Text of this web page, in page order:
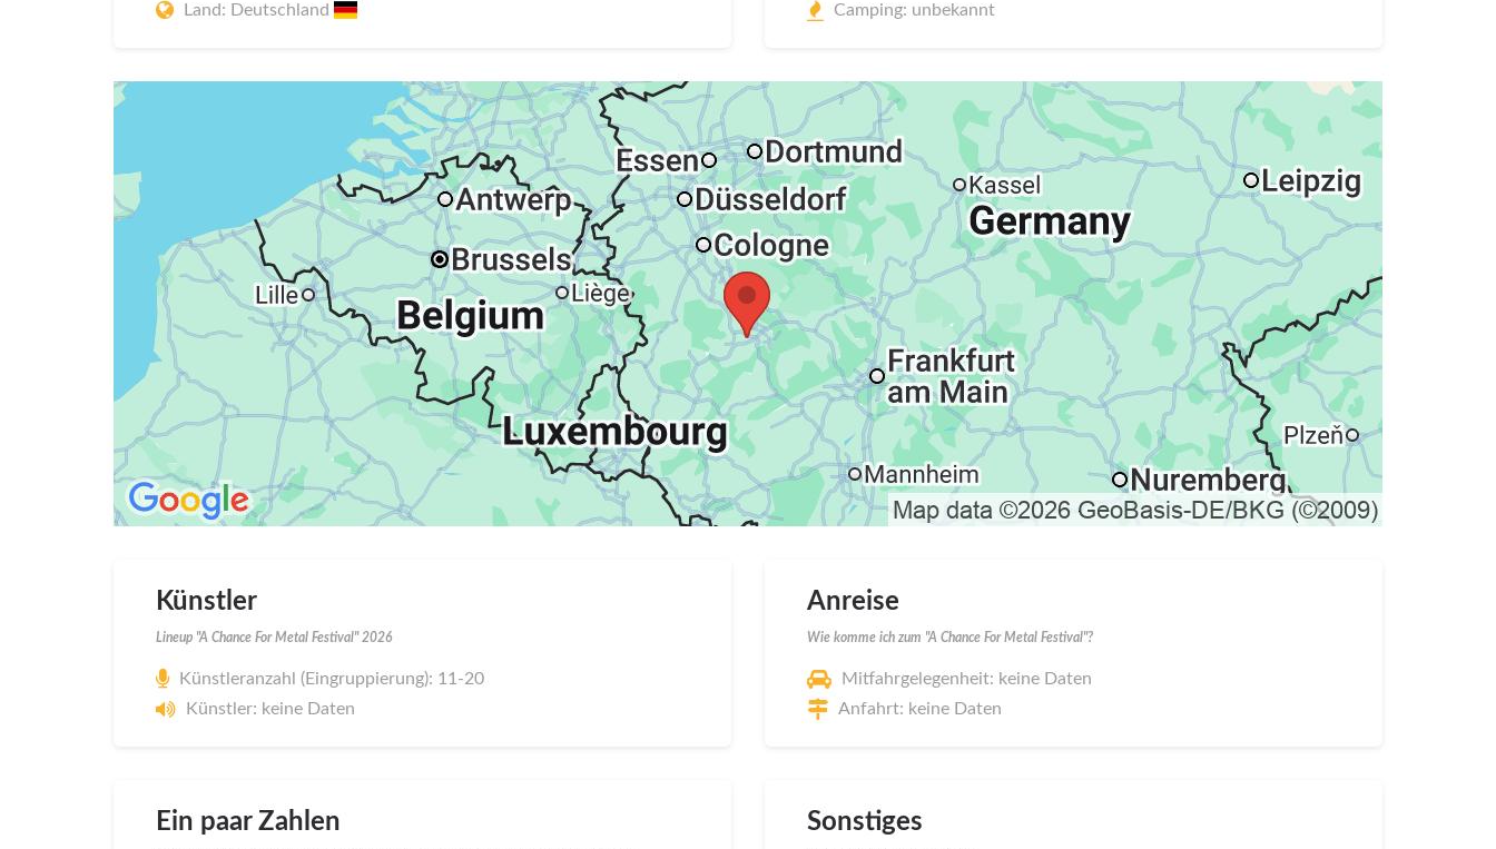
Land: Deutschland
Camping: unbekannt
Künstler
Lineup "A Chance For Metal Festival" 2026
Künstleranzahl (Eingruppierung): 11-20
Künstler: keine Daten
Anreise
Wie komme ich zum "A Chance For Metal Festival"?
Mitfahrgelegenheit: keine Daten
Anfahrt: keine Daten
Ein paar Zahlen Sonstiges